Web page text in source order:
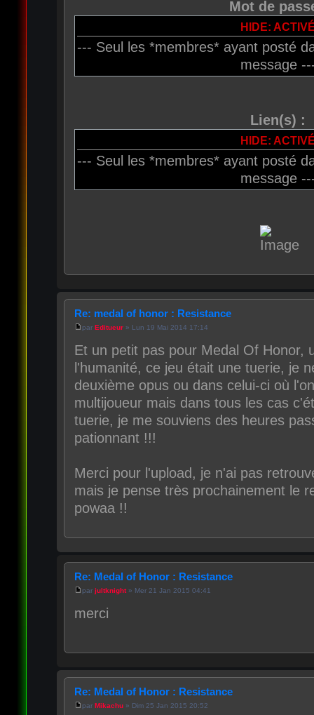
Mot de
HIDE:
--- Seul les *membres* ayant posté
message
Lien(s) :
HIDE:
--- Seul les *membres* ayant posté
message
Re: medal of honor : Resistance
par Editueur» Lun 19 Mai 2014 17:14
Et un petit pas pour Medal Of Honor,
l'humanité, ce jeu était une tuerie, je
deuxième opus ou dans celui-ci où
multijoueur mais dans tous les cas
tuerie, je me souviens des heures
pationnant !!!
Merci pour l'upload, je n'ai pas
mais je pense très prochainement le
powaa !!
Re: Medal of Honor : Resistance
par jultknight» Mer 21 Jan 2015 04:41
merci
Re: Medal of Honor : Resistance
par Mikachu» Dim 25 Jan 2015 20:52